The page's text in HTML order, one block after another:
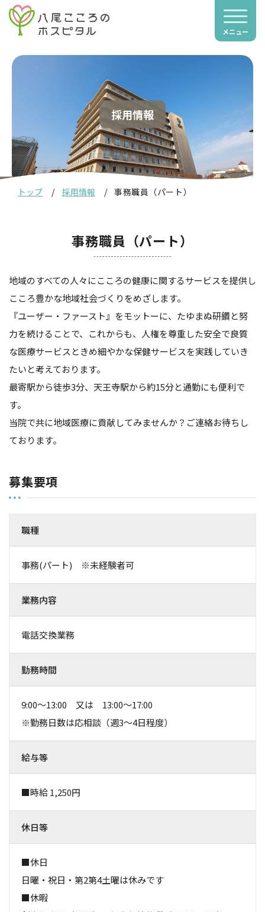
メニュー
採用情報
トップ 採用情報 事務職員（パート）
事務職員（パート）
地域のすべての人々にこころの健康に関するサービスを提供し
こころ豊かな地域社会づくりをめざします。
『ユーザー・ファースト』をモットーに、たゆまぬ研鑽と努
力を続けることで、これからも、人権を尊重した安全で良質
な医療サービスときめ細やかな保健サービスを実践していき
たいと考えております。
最寄駅から徒歩3分、天王寺駅から約15分と通勤にも便利で
す。
当院で共に地域医療に貢献してみませんか？ご連絡お待ちし
ております。
募集要項
職種
事務(パート) ※未経験者可
業務内容
電話交換業務
勤務時間
9:00～13:00 又は 13:00～17:00
※勤務日数は応相談（週3～4日程度）
給与等
■時給 1,250円
休日等
■休日
日曜・祝日・第2第4土曜は休みです
■休暇